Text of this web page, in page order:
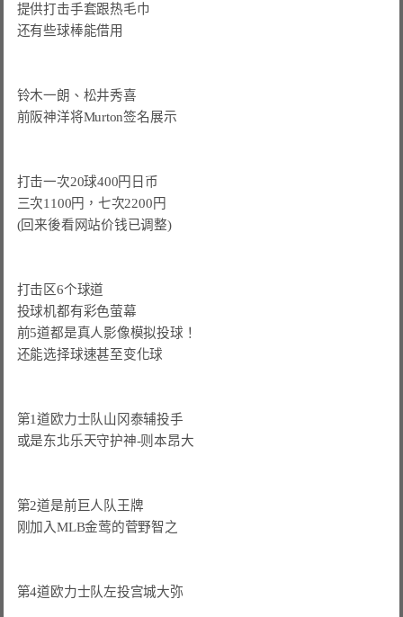
提供打击手套跟热毛巾
还有些球棒能借用
铃木一朗、松井秀喜
前阪神洋将Murton签名展示
打击一次20球400円日币
三次1100円，七次2200円
(回来後看网站价钱已调整)
打击区6个球道
投球机都有彩色萤幕
前5道都是真人影像模拟投球！
还能选择球速甚至变化球
第1道欧力士队山冈泰辅投手
或是东北乐天守护神-则本昂大
第2道是前巨人队王牌
刚加入MLB金莺的菅野智之
第4道欧力士队左投宫城大弥